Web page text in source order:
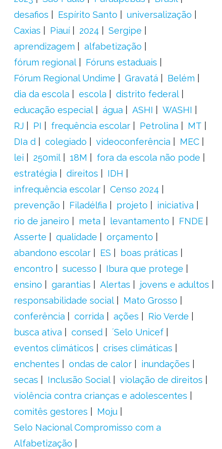
desafios
Espírito Santo
universalização
Caxias
Piauí 2024
Sergipe
aprendizagem
alfabetização
fórum regional
Fóruns estaduais
Fórum Regional Undime
Gravatá
Belém
dia da escola
escola
distrito federal
educação especial
água ASHI
WASHI
RJ
PI frequência escolar Petrolina
MT
DIa d
colegiado videoconferência
MEC
lei
250mil 18M
fora da escola não pode
estratégia
direitos
IDH
infrequência escolar
Censo 2024
prevenção
Filadélfia projeto
iniciativa
rio de janeiro
meta levantamento
FNDE
Asserte
qualidade
orçamento
abandono escolar
ES
boas práticas
encontro
sucesso
Ibura que protege
ensino
garantias Alertas
jovens e adultos
responsabilidade social
Mato Grosso
conferência
corrida ações
Rio Verde
busca ativa
consed
´Selo Unicef
eventos climáticos
crises climáticas
enchentes
ondas de calor
inundações
secas
Inclusão Social
violação de direitos
violência contra crianças e adolescentes
comitês gestores
Moju
Selo Nacional Compromisso com a
Alfabetização